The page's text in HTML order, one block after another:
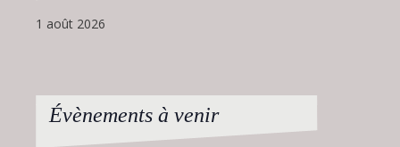
1 août 2026
Évènements à venir